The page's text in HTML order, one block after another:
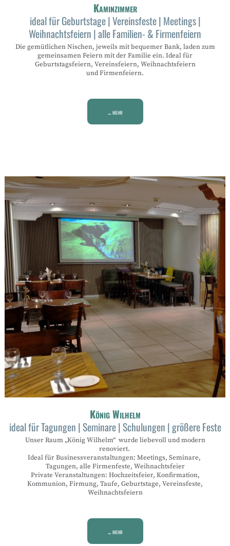
Kaminzimmer
ideal für Geburtstage | Vereinsfeste | Meetings |
Weihnachtsfeiern | alle Familien- & Firmenfeiern
Die gemütlichen Nischen, jeweils mit bequemer Bank, laden zum
gemeinsamen Feiern mit der Familie ein. Ideal für
Geburtstagsfeiern, Vereinsfeiern, Weihnachtsfeiern
und Firmenfeiern.
... mehr
König Wilhelm
ideal für Tagungen | Seminare | Schulungen | größere Feste
Unser Raum „König Wilhelm“ wurde liebevoll und modern
renoviert.
Ideal für Businessveranstaltungen: Meetings, Seminare,
Tagungen, alle Firmenfeste, Weihnachtsfeier
Private Veranstaltungen: Hochzeitsfeier, Konfirmation,
Kommunion, Firmung, Taufe, Geburtstage, Vereinsfeste,
Weihnachtsfeiern
... mehr